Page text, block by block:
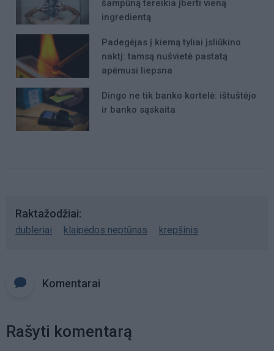
šampūną tereikia įberti vieną
ingredientą
Padegėjas į kiemą tyliai įsliūkino
naktį: tamsą nušvietė pastatą
apėmusi liepsna
Dingo ne tik banko kortelė: ištuštėjo
ir banko sąskaita
Raktažodžiai
dubleriai klaipėdos neptūnas krepšinis
Komentarai
Rašyti komentarą